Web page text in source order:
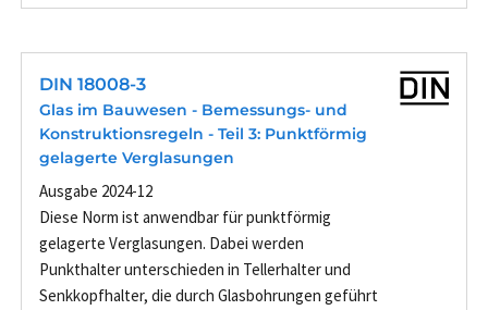
DIN 18008-3
Glas im Bauwesen - Bemessungs- und
Konstruktionsregeln - Teil 3: Punktförmig
gelagerte Verglasungen
Ausgabe 2024-12
Diese Norm ist anwendbar für punktförmig
gelagerte Verglasungen. Dabei werden
Punkthalter unterschieden in Tellerhalter und
Senkkopfhalter, die durch Glasbohrungen geführt